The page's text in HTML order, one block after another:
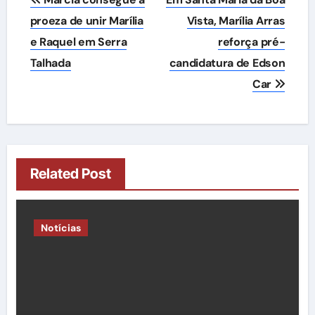
de
Post
proeza de unir Marília
e Raquel em Serra
Talhada
Vista, Marília Arras
reforça pré-
candidatura de Edson
Car
Related Post
Notícias